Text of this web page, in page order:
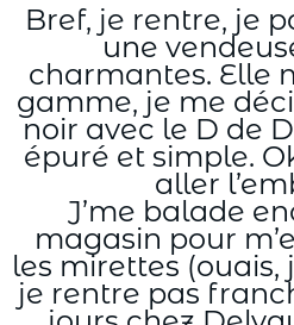
Bref, je rentre, je
une
charmantes. Elle
gamme, je me
noir avec le D de
épuré et simple.
aller
J’me balade
magasin pour
les mirettes (ouais,
je rentre pas